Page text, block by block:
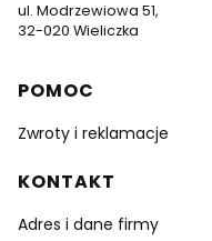
ul. Modrzewiowa 51,
32-020 Wieliczka
Linki w stopce
POMOC
Zwroty i reklamacje
KONTAKT
Adres i dane firmy